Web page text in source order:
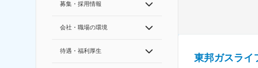
募集・採用情報
会社・職場の環境
待遇・福利厚生
東邦ガスライ